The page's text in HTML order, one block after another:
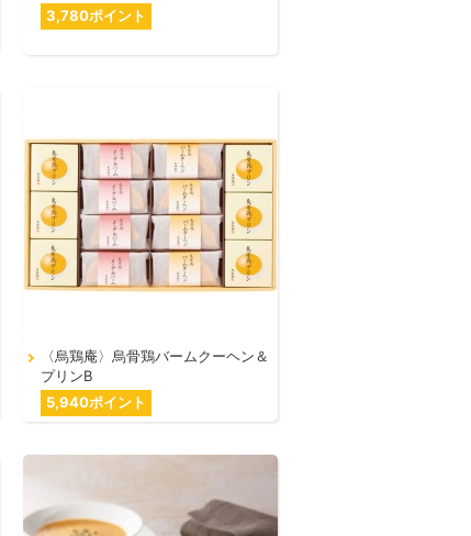
3,780ポイント
〈烏鶏庵〉烏骨鶏バームクーヘン＆
プリンB
5,940ポイント